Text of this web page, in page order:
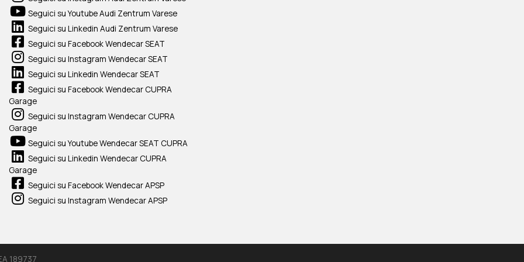
Seguici su Youtube Audi Zentrum Varese
Seguici su Linkedin Audi Zentrum Varese
Seguici su Facebook Wendecar SEAT
Seguici su Instagram Wendecar SEAT
Seguici su Linkedin Wendecar SEAT
Seguici su Facebook Wendecar CUPRA
Garage
Seguici su Instagram Wendecar CUPRA
Garage
Seguici su Youtube Wendecar SEAT CUPRA
Seguici su Linkedin Wendecar CUPRA
Garage
Seguici su Facebook Wendecar APSP
Seguici su Instagram Wendecar APSP
189737